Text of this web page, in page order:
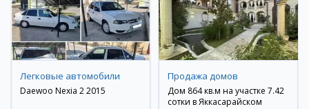
Легковые автомобили
Daewoo Nexia 2 2015
Продажа домов
Дом 864 кв.м на участке 7.42
сотки в Яккасарайском